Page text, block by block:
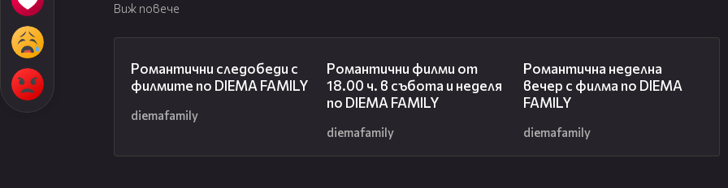
Виж повече
Романтични следобеди с
филмите по DIEMA FAMILY
diemafamily
Романтични филми от
18.00 ч. в събота и неделя
по DIEMA FAMILY
diemafamily
Романтичнa неделна
вечер с филма по DIEMA
FAMILY
diemafamily